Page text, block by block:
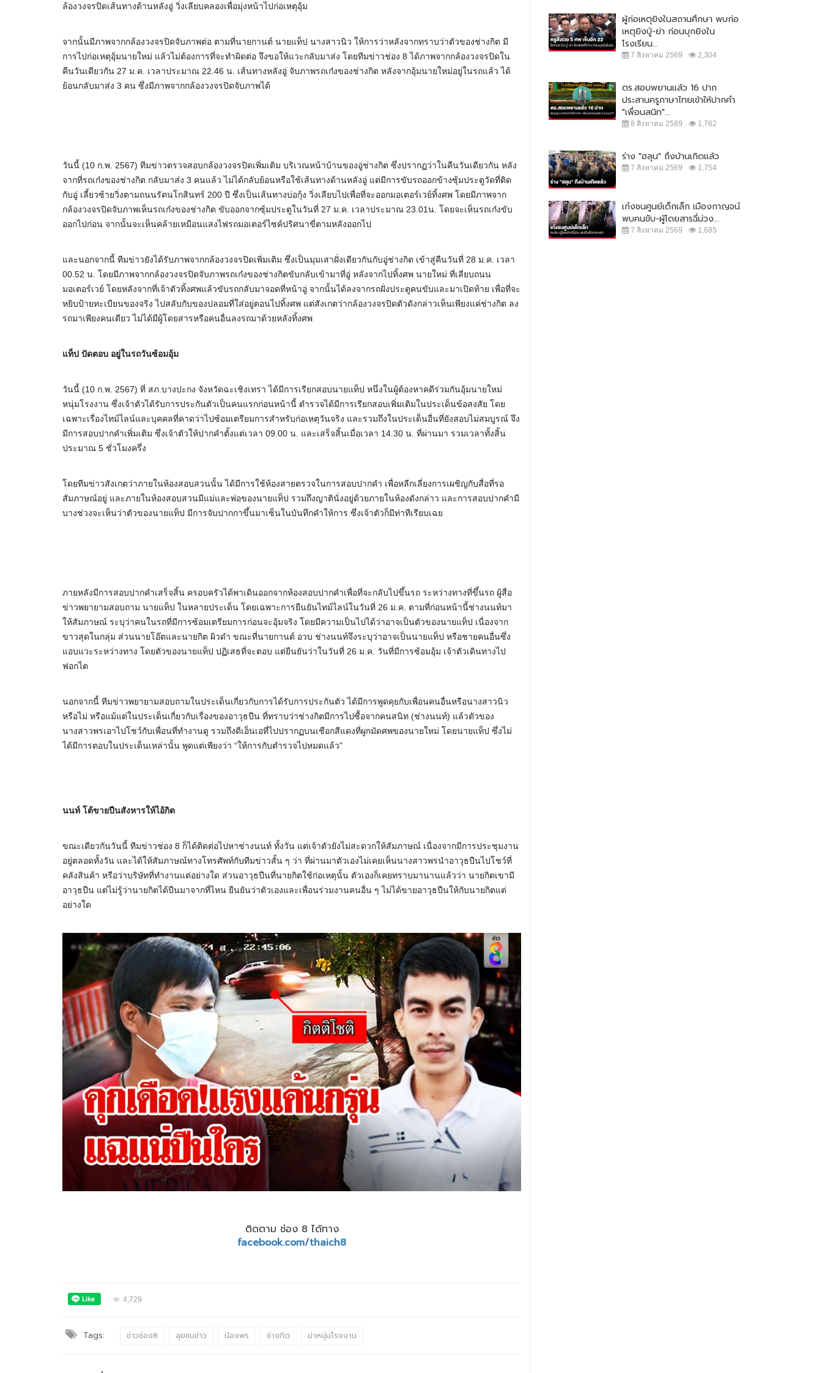
ล้องวงจรปิดเส้นทางด้านหลังอู่ วิ่งเลียบคลองเพื่อมุ่งหน้าไปก่อเหตุอุ้ม
จากนั้นมีภาพจากกล้องวงจรปิดจับภาพต่อ ตามที่นายกานต์ นายแท็ป นางสาวนิว ให้การว่าหลังจากทราบว่าตัวของช่างกิต มี
การไปก่อเหตุอุ้มนายใหม่ แล้วไม่ต้องการที่จะทำผิดต่อ จึงขอให้แวะกลับมาส่ง โดยทีมข่าวช่อง 8 ได้ภาพจากกล้องวงจรปิดใน
คืนวันเดียวกัน 27 ม.ค. เวลาประมาณ 22.46 น. เส้นทางหลังอู่ จับภาพรถเก๋งของช่างกิต หลังจากอุ้มนายใหม่อยู่ในรถแล้ว ได้
ย้อนกลับมาส่ง 3 คน ซึ่งมีภาพจากกล้องวงจรปิดจับภาพได้
วันนี้ (10 ก.พ. 2567) ทีมข่าวตรวจสอบกล้องวงจรปิดเพิ่มเติม บริเวณหน้าบ้านของอู่ช่างกิต ซึ่งปรากฏว่าในคืนวันเดียวกัน หลัง
จากที่รถเก๋งของช่างกิต กลับมาส่ง 3 คนแล้ว ไม่ได้กลับย้อนหรือใช้เส้นทางด้านหลังอู่ แต่มีการขับรถออกข้างซุ้มประตูวัดที่ติด
กับอู่ เลี้ยวซ้ายวิ่งตามถนนรัตนโกสินทร์ 200 ปี ซึ่งเป็นเส้นทางบ่อกุ้ง วิ่งเลียบไปเพื่อที่จะออกมอเตอร์เวย์ทิ้งศพ โดยมีภาพจาก
กล้องวงจรปิดจับภาพเห็นรถเก๋งของช่างกิต ขับออกจากซุ้มประตูในวันที่ 27 ม.ค. เวลาประมาณ 23.01น. โดยจะเห็นรถเก๋งขับ
ออกไปก่อน จากนั้นจะเห็นคล้ายเหมือนแสงไฟรถมอเตอร์ไซค์ปริศนาขี่ตามหลังออกไป
และนอกจากนี้ ทีมข่าวยังได้รับภาพจากกล้องวงจรปิดเพิ่มเติม ซึ่งเป็นมุมเสาฝั่งเดียวกันกับอู่ช่างกิต เข้าสู่คืนวันที่ 28 ม.ค. เวลา
00.52 น. โดยมีภาพจากกล้องวงจรปิดจับภาพรถเก๋งของช่างกิตขับกลับเข้ามาที่อู่ หลังจากไปทิ้งศพ นายใหม่ ที่เลียบถนน
มอเตอร์เวย์ โดยหลังจากที่เจ้าตัวทิ้งศพแล้วขับรถกลับมาจอดที่หน้าอู่ จากนั้นได้ลงจากรถฝั่งประตูคนขับและมาเปิดท้าย เพื่อที่จะ
หยิบป้ายทะเบียนของจริง ไปสลับกับของปลอมที่ใส่อยู่ตอนไปทิ้งศพ แต่สังเกตว่ากล้องวงจรปิดตัวดังกล่าวเห็นเพียงแค่ช่างกิต ลง
รถมาเพียงคนเดียว ไม่ได้มีผู้โดยสารหรือคนอื่นลงรถมาด้วยหลังทิ้งศพ
แท็ป ปัดตอบ อยู่ในรถวันซ้อมอุ้ม
วันนี้ (10 ก.พ. 2567) ที่ สภ.บางปะกง จังหวัดฉะเชิงเทรา ได้มีการเรียกสอบนายแท็ป หนึ่งในผู้ต้องหาคดีร่วมกันอุ้มนายใหม่
หนุ่มโรงงาน ซึ่งเจ้าตัวได้รับการประกันตัวเป็นคนแรกก่อนหน้านี้ ตำรวจได้มีการเรียกสอบเพิ่มเติมในประเด็นข้อสงสัย โดย
เฉพาะเรื่องไทม์ไลน์และบุคคลที่คาดว่าไปซ้อมเตรียมการสำหรับก่อเหตุวันจริง และรวมถึงในประเด็นอื่นที่ยังสอบไม่สมบูรณ์ จึง
มีการสอบปากคำเพิ่มเติม ซึ่งเจ้าตัวให้ปากคำตั้งแต่เวลา 09.00 น. และเสร็จสิ้นเมื่อเวลา 14.30 น. ที่ผ่านมา รวมเวลาทั้งสิ้น
ประมาณ 5 ชั่วโมงครึ่ง
โดยทีมข่าวสังเกตว่าภายในห้องสอบสวนนั้น ได้มีการใช้ห้องสายตรวจในการสอบปากคำ เพื่อหลีกเลี่ยงการเผชิญกับสื่อที่รอ
สัมภาษณ์อยู่ และภายในห้องสอบสวนมีแม่และพ่อของนายแท็ป รวมถึงญาตินั่งอยู่ด้วยภายในห้องดังกล่าว และการสอบปากคำมี
บางช่วงจะเห็นว่าตัวของนายแท็ป มีการจับปากกาขึ้นมาเซ็นในบันทึกคำให้การ ซึ่งเจ้าตัวก็มีท่าทีเรียบเฉย
ภายหลังมีการสอบปากคำเสร็จสิ้น ครอบครัวได้พาเดินออกจากห้องสอบปากคำเพื่อที่จะกลับไปขึ้นรถ ระหว่างทางที่ขึ้นรถ ผู้สื่อ
ข่าวพยายามสอบถาม นายแท็ป ในหลายประเด็น โดยเฉพาะการยืนยันไทม์ไลน์ในวันที่ 26 ม.ค. ตามที่ก่อนหน้านี้ช่างนนท์มา
ให้สัมภาษณ์ ระบุว่าคนในรถที่มีการซ้อมเตรียมการก่อนจะอุ้มจริง โดยมีความเป็นไปได้ว่าอาจเป็นตัวของนายแท็ป เนื่องจาก
ขาวสุดในกลุ่ม ส่วนนายโอ๊ตและนายกิต ผิวดำ ขณะที่นายกานต์ อวบ ช่างนนท์จึงระบุว่าอาจเป็นนายแท็ป หรือชายคนอื่นซึ่ง
แอบแวะระหว่างทาง โดยตัวของนายแท็ป ปฏิเสธที่จะตอบ แต่ยืนยันว่าในวันที่ 26 ม.ค. วันที่มีการซ้อมอุ้ม เจ้าตัวเดินทางไป
ฟอกไต
นอกจากนี้ ทีมข่าวพยายามสอบถามในประเด็นเกี่ยวกับการได้รับการประกันตัว ได้มีการพูดคุยกับเพื่อนคนอื่นหรือนางสาวนิว
หรือไม่ หรือแม้แต่ในประเด็นเกี่ยวกับเรื่องของอาวุธปืน ที่ทราบว่าช่างกิตมีการไปซื้อจากคนสนิท (ช่างนนท์) แล้วตัวของ
นางสาวพรเอาไปโชว์กับเพื่อนที่ทำงานดู รวมถึงดีเอ็นเอที่ไปปรากฏบนเชือกสีแดงที่ผูกมัดศพของนายใหม่ โดยนายแท็ป ซึ่งไม่
ได้มีการตอบในประเด็นเหล่านั้น พูดแต่เพียงว่า “ให้การกับตำรวจไปหมดแล้ว”
นนท์ โต้ขายปืนสังหารให้ไอ้กิต
ขณะเดียวกันวันนี้ ทีมข่าวช่อง 8 ก็ได้ติดต่อไปหาช่างนนท์ ทั้งวัน แต่เจ้าตัวยังไม่สะดวกให้สัมภาษณ์ เนื่องจากมีการประชุมงาน
อยู่ตลอดทั้งวัน และได้ให้สัมภาษณ์ทางโทรศัพท์กับทีมข่าวสั้น ๆ ว่า ที่ผ่านมาตัวเองไม่เคยเห็นนางสาวพรนำอาวุธปืนไปโชว์ที่
คลังสินค้า หรือว่าบริษัทที่ทำงานแต่อย่างใด ส่วนอาวุธปืนที่นายกิตใช้ก่อเหตุนั้น ตัวเองก็เคยทราบมานานแล้วว่า นายกิตเขามี
อาวุธปืน แต่ไม่รู้ว่านายกิตได้ปืนมาจากที่ไหน ยืนยันว่าตัวเองและเพื่อนร่วมงานคนอื่น ๆ ไม่ได้ขายอาวุธปืนให้กับนายกิตแต่
อย่างใด
ติดตาม ช่อง 8 ได้ทาง
facebook.com/thaich8
4,729
Tags: ข่าวช่อง8 ลุยชนข่าว น้องพร ช่างกิต ฆ่าหนุ่มโรงงาน
ผู้ก่อเหตุยิงในสถานศึกษา พบก่อ
เหตุยิงปู่-ย่า ก่อนบุกยิงใน
โรงเรียน...
7 สิงหาคม 2569 2,304
ตร.สอบพยานแล้ว 16 ปาก
ประสานครูภาษาไทยเข้าให้ปากคำ
"เพื่อนสนิท"...
8 สิงหาคม 2569 1,762
ร่าง "ฮลุน" ถึงบ้านเกิดแล้ว
7 สิงหาคม 2569 1,754
เก๋งชนศูนย์เด็กเล็ก เมืองกาญจน์
พบคนขับ-ผู้โดยสารฉี่ม่วง...
7 สิงหาคม 2569 1,685